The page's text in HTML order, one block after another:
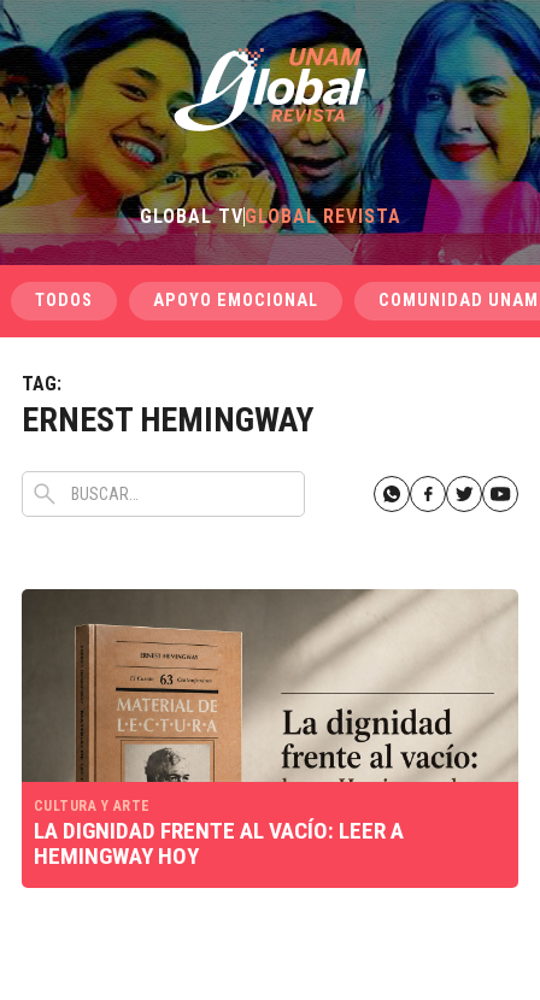
GLOBAL TVGLOBAL REVISTA
TODOS APOYO EMOCIONAL COMUNIDAD UNAM
TAG:
ERNEST HEMINGWAY
CULTURA Y ARTE
LA DIGNIDAD FRENTE AL VACÍO: LEER A
HEMINGWAY HOY